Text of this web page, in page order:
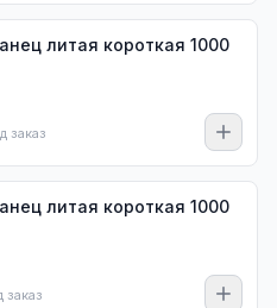
литая короткая 1000
заказ
литая короткая 1000
заказ